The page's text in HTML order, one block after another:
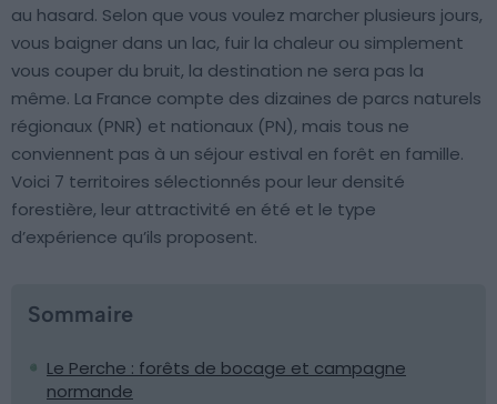
au hasard. Selon que vous voulez marcher plusieurs jours,
vous baigner dans un lac, fuir la chaleur ou simplement
vous couper du bruit, la destination ne sera pas la
même. La France compte des dizaines de parcs naturels
régionaux (PNR) et nationaux (PN), mais tous ne
conviennent pas à un séjour estival en forêt en famille.
Voici 7 territoires sélectionnés pour leur densité
forestière, leur attractivité en été et le type
d’expérience qu’ils proposent.
Sommaire
Le Perche : forêts de bocage et campagne
normande